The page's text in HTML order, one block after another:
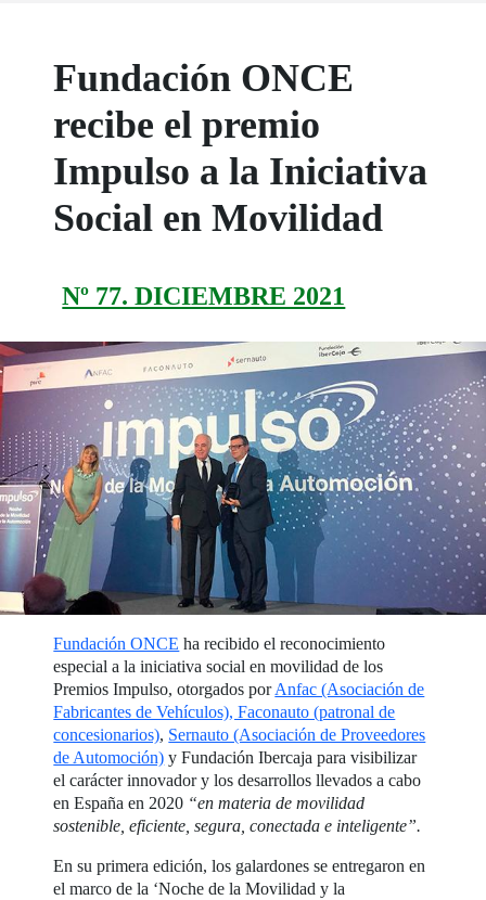
Fundación ONCE
recibe el premio
Impulso a la Iniciativa
Social en Movilidad
Nº 77. DICIEMBRE 2021
Fundación ONCE ha recibido el reconocimiento
especial a la iniciativa social en movilidad de los
Premios Impulso, otorgados porAnfac (Asociación de
Fabricantes de Vehículos), Faconauto (patronal de
concesionarios), Sernauto (Asociación de Proveedores
de Automoción) y Fundación Ibercaja para visibilizar
el carácter innovador y los desarrollos llevados a cabo
en España en 2020 “en materia de movilidad
sostenible, eficiente, segura, conectada e inteligente”.
En su primera edición, los galardones se entregaron en
el marco de la ‘Noche de la Movilidad y la